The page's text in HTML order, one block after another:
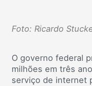
Foto: Ricardo
O governo federal
milhões em três
serviço de internet